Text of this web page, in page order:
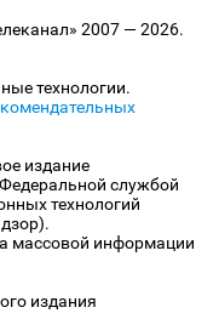
2007 — 2026.
технологии.
издание
службой
технологий
массовой информации
издания